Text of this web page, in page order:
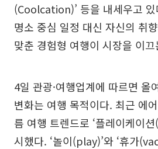
(Coolcation)’ 등을 내세우고
명소 중심 일정 대신 자신의 취
맞춘 경험형 여행이 시장을 이
4일 관광·여행업계에 따르면 올
변화는 여행 목적이다. 최근 에
름 여행 트렌드로 ‘플레이케이
시했다. ‘놀이(play)’와 ‘휴가